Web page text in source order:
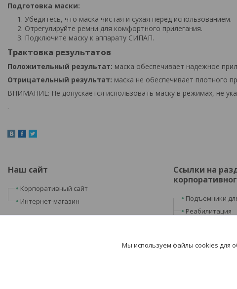
Подготовка маски:
Убедитесь, что маска чистая и сухая перед использованием.
Отрегулируйте ремни для комфортного прилегания.
Подключите маску к аппарату СИПАП.
Трактовка результатов
Положительный результат: маска обеспечивает надежное
Отрицательный результат: маска не обеспечивает плотного
ВНИМАНИЕ: Не допускается использовать маску в режимах, не
.
Наш сайт
Корпоративный сайт
Интернет-магазин
Ссылки на
Подъемники
Реабилитация
Домашняя
Мы используем файлы cookies для